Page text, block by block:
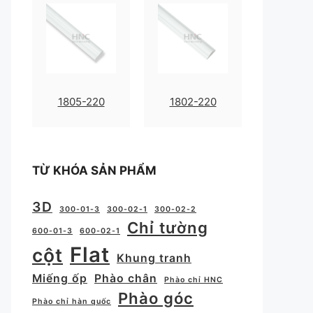
1805-220 1802-220
TỪ KHÓA SẢN PHẨM
3D 300-01-3 300-02-1 300-02-2
600-01-3 600-02-1 Chỉ tường
cột Flat
Khung tranh
Miếng ốp
Phào chân Phào chỉ HNC
Phào chỉ hàn quốc
Phào góc